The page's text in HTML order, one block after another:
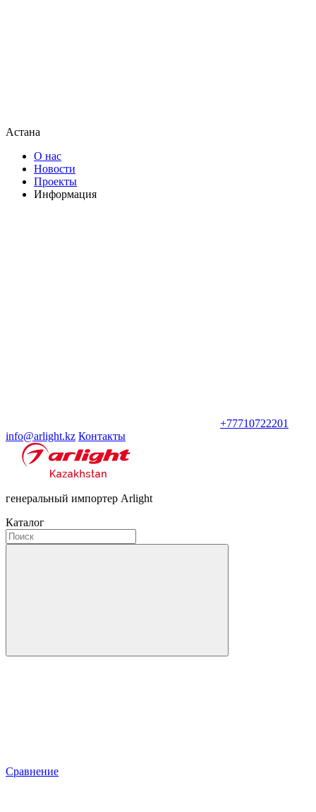
Астана
О нас
Новости
Проекты
Информация
+77710722201
info@arlight.kz Контакты
генеральный импортер Arlight
Каталог
Сравнение